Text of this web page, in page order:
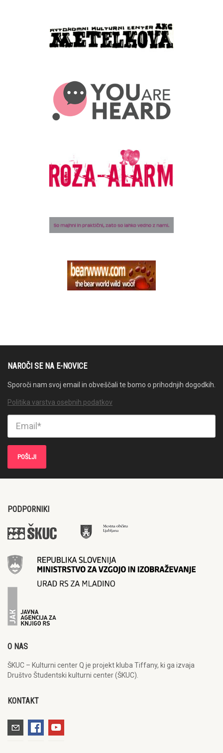
NAROČI SE NA E-NOVICE
Sporoči nam svoj email in obveščali te bomo o prihodnjih dogodkih.
Politika varstva osebnih podatkov
PODPORNIKI
O NAS
ŠKUC – Kulturni center Q je projekt kluba Tiffany, ki ga izvaja
Društvo Študentski kulturni center (ŠKUC).
KONTAKT